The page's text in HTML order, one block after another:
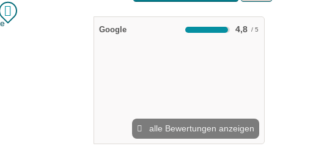
Google 4,8
alle Bewertungen anzeigen